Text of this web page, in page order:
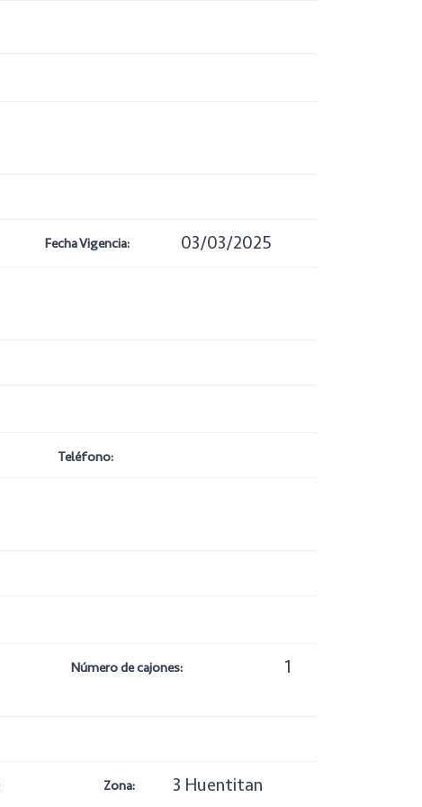
Fecha Vigencia: 03/03/2025
Teléfono:
Número de cajones: 1
Zona: 3 Huentitan